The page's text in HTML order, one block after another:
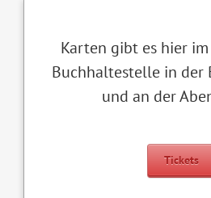
Karten gibt es hier
Buchhaltestelle in der
und an der
Tickets